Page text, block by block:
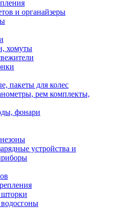
и органайзеры
хомуты
пакеты для колес
рем комплекты,
фонари
устройства и